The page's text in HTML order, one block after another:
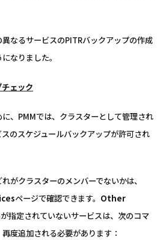
なるサービスのPITRバックアップの作成
なりました。
ェック
、PMMでは、クラスターとして管理され
のスケジュールバックアップが許可され
がクラスターのメンバーでないかは、
ページで確認できます。 Other
指定されていないサービスは、次のコマ
度追加される必要があります：